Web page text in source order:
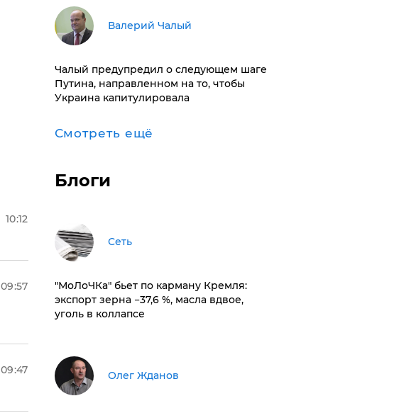
10:12
09:57
09:47
Валерий Чалый
Чалый предупредил о следующем шаге
Путина, направленном на то, чтобы
Украина капитулировала
Смотреть ещё
Блоги
Сеть
​"МоЛоЧКа" бьет по карману Кремля:
экспорт зерна −37,6 %, масла вдвое,
уголь в коллапсе
Олег Жданов